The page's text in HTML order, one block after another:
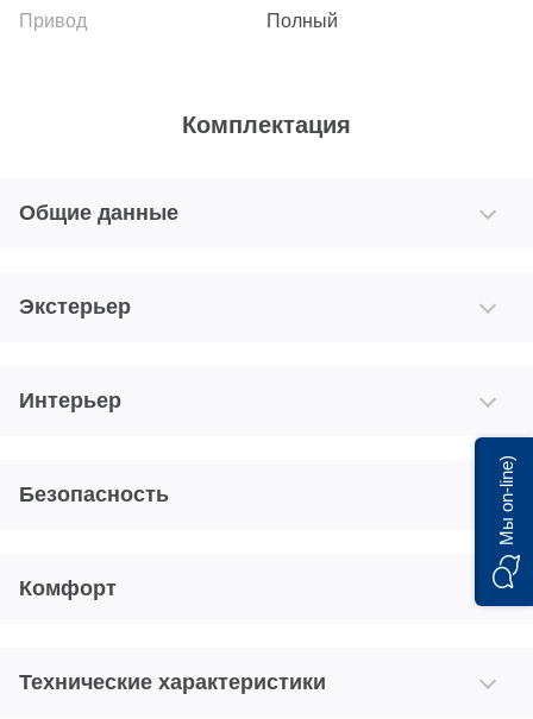
Полный
Комплектация
Общие данные
Экстерьер
Интерьер
Безопасность
Комфорт
Технические характеристики
Мы on-line)